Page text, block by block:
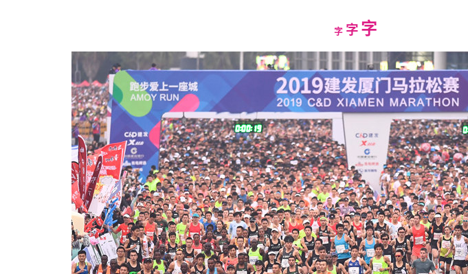
字Decrease
字Reset
size.
字Increase
font
size.